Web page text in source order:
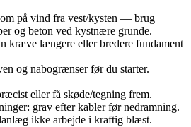
på vind fra vest/kysten — brug
og beton ved kystnære grunde.
kræve længere eller bredere fundament
og nabogrænser før du starter.
eller få skøde/tegning frem.
grav efter kabler før nedramning.
ikke arbejde i kraftig blæst.